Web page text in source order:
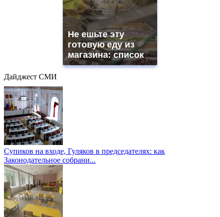
Не ешьте эту
готовую еду из
магазина: список
Дайджест СМИ
Супиков на входе, Гуляков в председателях: как
Законодательное собрани...